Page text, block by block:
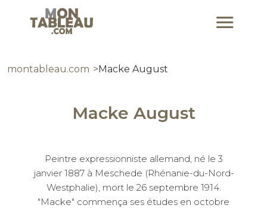
montableau.com Macke August
Macke August
Peintre expressionniste allemand, né le 3
janvier 1887 à Meschede (Rhénanie-du-Nord-
Westphalie), mort le 26 septembre 1914.
"Macke" commença ses études en octobre